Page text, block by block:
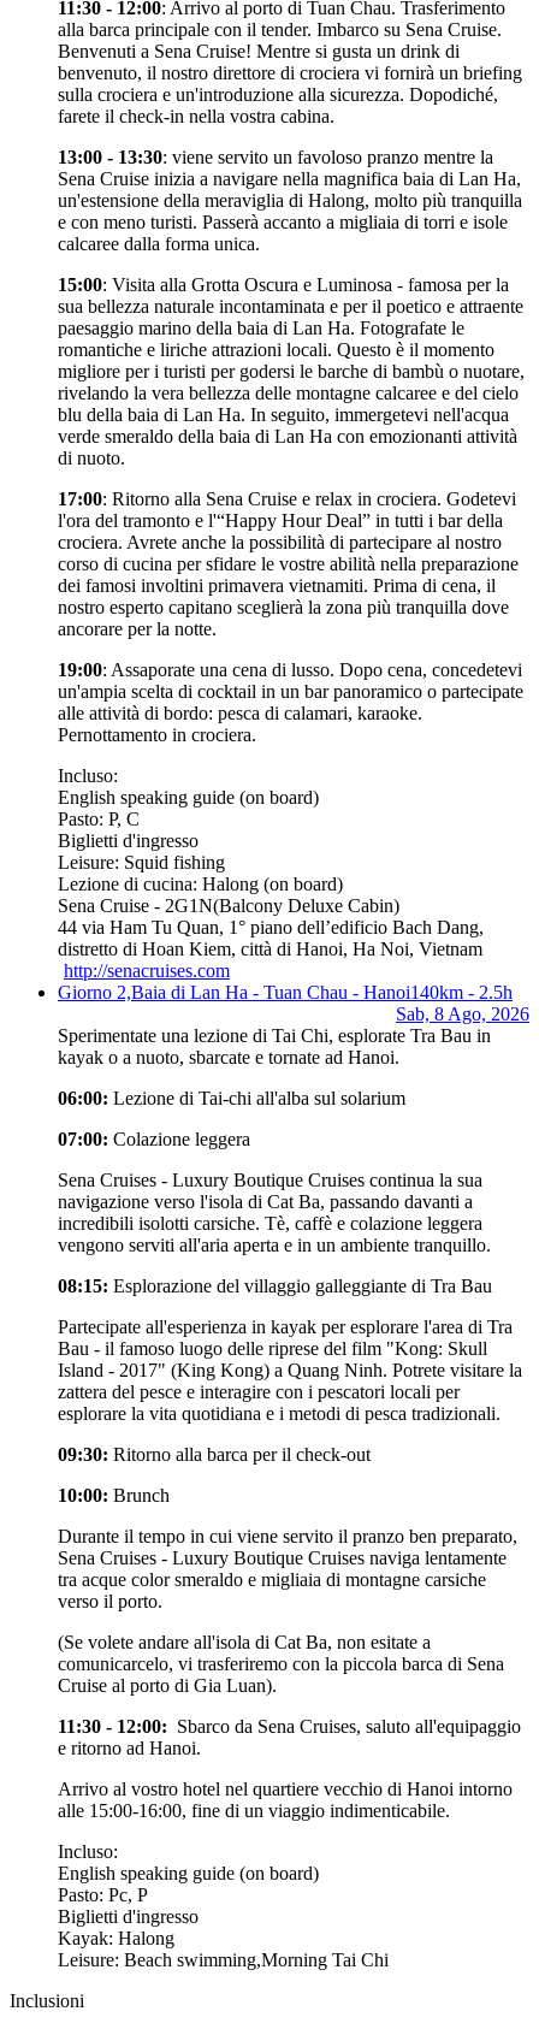
11:30 - 12:00: Arrivo al porto di Tuan Chau. Trasferimento
alla barca principale con il tender. Imbarco su Sena Cruise.
Benvenuti a Sena Cruise! Mentre si gusta un drink di
benvenuto, il nostro direttore di crociera vi fornirà un briefing
sulla crociera e un'introduzione alla sicurezza. Dopodiché,
farete il check-in nella vostra cabina.
13:00 - 13:30: viene servito un favoloso pranzo mentre la
Sena Cruise inizia a navigare nella magnifica baia di Lan Ha,
un'estensione della meraviglia di Halong, molto più tranquilla
e con meno turisti. Passerà accanto a migliaia di torri e isole
calcaree dalla forma unica.
15:00: Visita alla Grotta Oscura e Luminosa - famosa per la
sua bellezza naturale incontaminata e per il poetico e attraente
paesaggio marino della baia di Lan Ha. Fotografate le
romantiche e liriche attrazioni locali. Questo è il momento
migliore per i turisti per godersi le barche di bambù o nuotare,
rivelando la vera bellezza delle montagne calcaree e del cielo
blu della baia di Lan Ha. In seguito, immergetevi nell'acqua
verde smeraldo della baia di Lan Ha con emozionanti attività
di nuoto.
17:00: Ritorno alla Sena Cruise e relax in crociera. Godetevi
l'ora del tramonto e l'“Happy Hour Deal” in tutti i bar della
crociera. Avrete anche la possibilità di partecipare al nostro
corso di cucina per sfidare le vostre abilità nella preparazione
dei famosi involtini primavera vietnamiti. Prima di cena, il
nostro esperto capitano sceglierà la zona più tranquilla dove
ancorare per la notte.
19:00: Assaporate una cena di lusso. Dopo cena, concedetevi
un'ampia scelta di cocktail in un bar panoramico o partecipate
alle attività di bordo: pesca di calamari, karaoke.
Pernottamento in crociera.
Incluso:
English speaking guide (on board)
Pasto: P, C
Biglietti d'ingresso
Leisure: Squid fishing
Lezione di cucina: Halong (on board)
Sena Cruise - 2G1N(Balcony Deluxe Cabin)
44 via Ham Tu Quan, 1° piano dell’edificio Bach Dang,
distretto di Hoan Kiem, città di Hanoi, Ha Noi, Vietnam
http://senacruises.com
Giorno 2,Baia di Lan Ha - Tuan Chau - Hanoi140km - 2.5h
Sab, 8 Ago, 2026
Sperimentate una lezione di Tai Chi, esplorate Tra Bau in
kayak o a nuoto, sbarcate e tornate ad Hanoi.
06:00: Lezione di Tai-chi all'alba sul solarium
07:00: Colazione leggera
Sena Cruises - Luxury Boutique Cruises continua la sua
navigazione verso l'isola di Cat Ba, passando davanti a
incredibili isolotti carsiche. Tè, caffè e colazione leggera
vengono serviti all'aria aperta e in un ambiente tranquillo.
08:15: Esplorazione del villaggio galleggiante di Tra Bau
Partecipate all'esperienza in kayak per esplorare l'area di Tra
Bau - il famoso luogo delle riprese del film "Kong: Skull
Island - 2017" (King Kong) a Quang Ninh. Potrete visitare la
zattera del pesce e interagire con i pescatori locali per
esplorare la vita quotidiana e i metodi di pesca tradizionali.
09:30: Ritorno alla barca per il check-out
10:00: Brunch
Durante il tempo in cui viene servito il pranzo ben preparato,
Sena Cruises - Luxury Boutique Cruises naviga lentamente
tra acque color smeraldo e migliaia di montagne carsiche
verso il porto.
(Se volete andare all'isola di Cat Ba, non esitate a
comunicarcelo, vi trasferiremo con la piccola barca di Sena
Cruise al porto di Gia Luan).
11:30 - 12:00: Sbarco da Sena Cruises, saluto all'equipaggio
e ritorno ad Hanoi.
Arrivo al vostro hotel nel quartiere vecchio di Hanoi intorno
alle 15:00-16:00, fine di un viaggio indimenticabile.
Incluso:
English speaking guide (on board)
Pasto: Pc, P
Biglietti d'ingresso
Kayak: Halong
Leisure: Beach swimming,Morning Tai Chi
Inclusioni